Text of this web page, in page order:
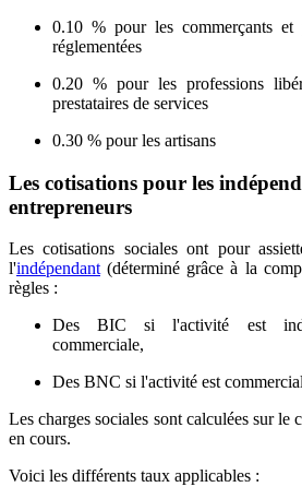
0.10 % pour les commerçants et
réglementées
0.20 % pour les professions
prestataires de services
0.30 % pour les artisans
Les cotisations pour les
entrepreneurs
Les cotisations sociales ont pour
l'indépendant (déterminé grâce à la
règles :
Des BIC si l'activité est
commerciale,
Des BNC si l'activité est
Les charges sociales sont calculées sur le
en cours.
Voici les différents taux applicables :